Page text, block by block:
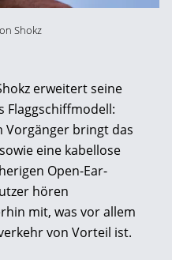
Shokz
erweitert seine
Flaggschiffmodell:
Vorgänger bringt das
eine kabellose
Open-Ear-
hören
mit, was vor allem
von Vorteil ist.